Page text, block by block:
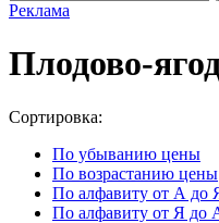
Реклама
Плодово-
Сортировка:
По убыванию цены
По возрастанию цены
По алфавиту от А до
По алфавиту от Я до